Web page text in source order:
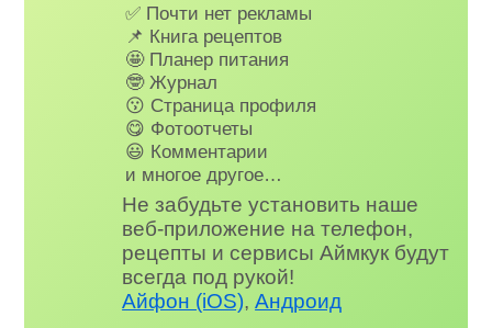
✅ Почти нет рекламы
📌 Книга рецептов
🤩 Планер питания
🤓 Журнал
😗 Страница профиля
😋 Фотоотчеты
😃 Комментарии
и многое другое…
Не забудьте установить наше
веб-приложение на телефон,
рецепты и сервисы Аймкук будут
всегда под рукой!
Айфон (iOS),Андроид